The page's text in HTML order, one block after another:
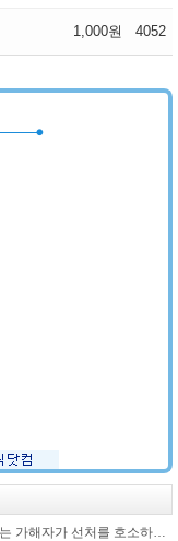
1,000원 4052
★★반성문모음 - 형사사건에서 혐의사실을 인정하는 가해자가 선처를 호소하며 제출작성하는 반성문2